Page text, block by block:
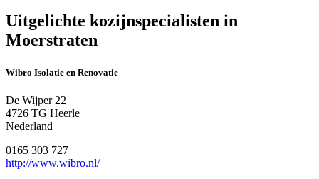
Uitgelichte kozijnspecialisten in
Moerstraten
Wibro Isolatie en Renovatie
De Wijper 22
4726 TG Heerle
Nederland
0165 303 727
http://www.wibro.nl/